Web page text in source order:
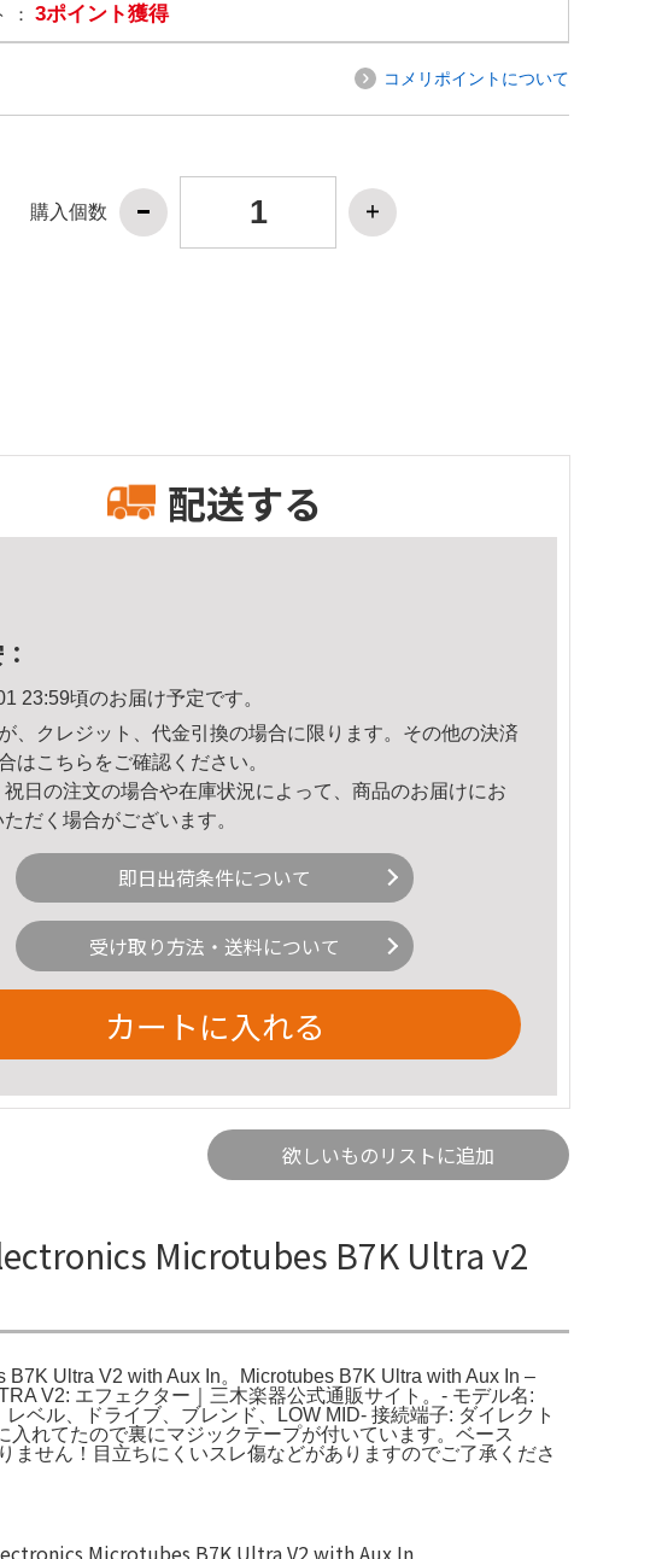
： 3ポイント獲得
コメリポイントについて
購入個数
配送する
23:59頃のお届け予定です。
、クレジット、代金引換の場合に限ります。その他の決済
はこちら をご確認ください。
日の注文の場合や在庫状況によって、商品のお届けにお
だく場合がございます。
即日出荷条件について
受け取り方法・送料について
カートに入れる
欲しいものリストに追加
Microtubes B7K Ultra v2
Ultra V2 with Aux In。Microtubes B7K Ultra with Aux In –
V2: エフェクター｜三木楽器公式通販サイト。- モデル名:
ベル、ドライブ、ブレンド、LOW MID- 接続端子: ダイレクト
れてたので裏にマジックテープが付いています。ベース
せん！目立ちにくいスレ傷などがありますのでご了承くださ